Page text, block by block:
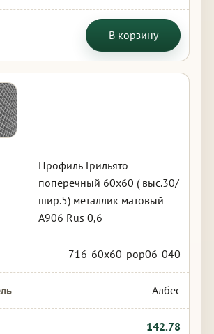
В корзину
Профиль Грильято
поперечный 60х60 ( выс.30/
шир.5) металлик матовый
А906 Rus 0,6
716-60x60-pop06-040
Албес
142.78